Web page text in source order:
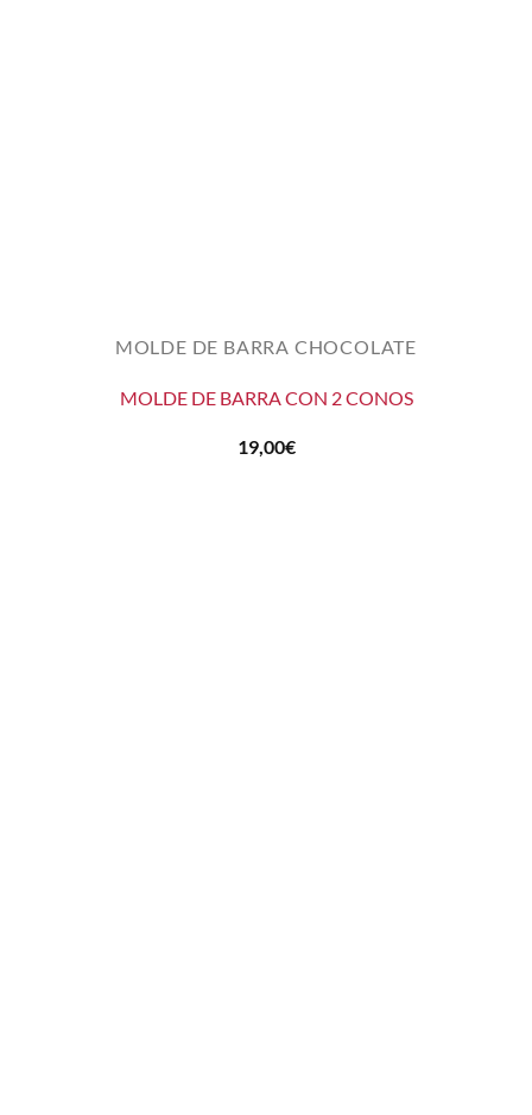
MOLDE DE BARRA CHOCOLATE
MOLDE DE BARRA CON 2 CONOS
19,00€